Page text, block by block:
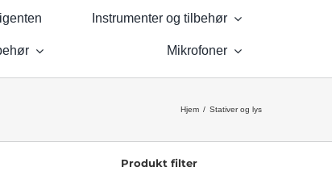
Instrumenter og tilbehør
Mikrofoner
Hjem Stativer og lys
Produkt filter